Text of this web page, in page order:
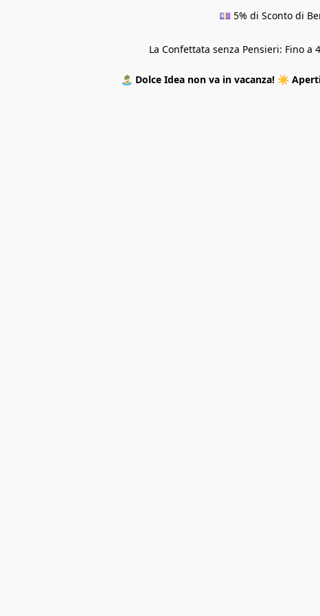
💷 5% di Sconto di
La Confettata senza Pensieri: Fino a
🏝️ Dolce Idea non va in vacanza! ☀️